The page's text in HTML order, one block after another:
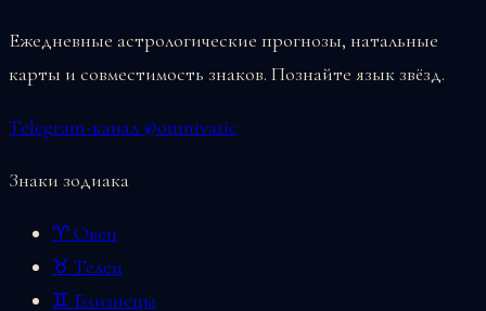
Ежедневные астрологические прогнозы, натальные
карты и совместимость знаков. Познайте язык звёзд.
Telegram-канал @omnivatic
Знаки зодиака
♈ Овен
♉ Телец
♊ Близнецы